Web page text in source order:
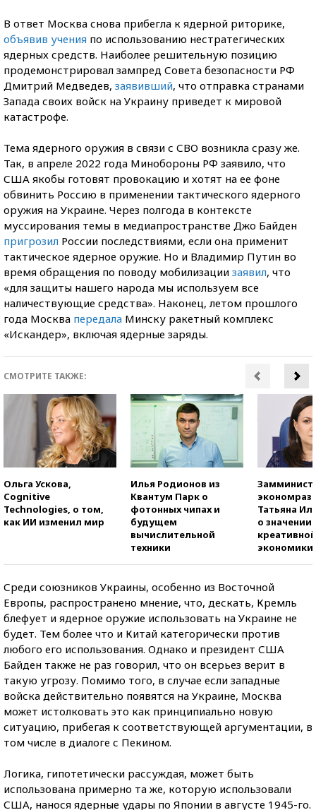
В ответ Москва снова прибегла к ядерной риторике,
объявив учения по использованию нестратегических
ядерных средств. Наиболее решительную позицию
продемонстрировал зампред Совета безопасности РФ
Дмитрий Медведев, заявивший, что отправка странами
Запада своих войск на Украину приведет к мировой
катастрофе.
Тема ядерного оружия в связи с СВО возникла сразу же.
Так, в апреле 2022 года Минобороны РФ заявило, что
США якобы готовят провокацию и хотят на ее фоне
обвинить Россию в применении тактического ядерного
оружия на Украине. Через полгода в контексте
муссирования темы в медиапространстве Джо Байден
пригрозил России последствиями, если она применит
тактическое ядерное оружие. Но и Владимир Путин во
время обращения по поводу мобилизации заявил, что
«для защиты нашего народа мы используем все
наличествующие средства». Наконец, летом прошлого
года Москва передала Минску ракетный комплекс
«Искандер», включая ядерные заряды.
СМОТРИТЕ ТАКЖЕ:
Ольга Ускова,
Cognitive
Technologies, о том,
как ИИ изменил мир
Илья Родионов из
Квантум Парк о
фотонных чипах и
будущем
вычислительной
техники
Татьяна
о значении
креативной
экономики
Среди союзников Украины, особенно из Восточной
Европы, распространено мнение, что, дескать, Кремль
блефует и ядерное оружие использовать на Украине не
будет. Тем более что и Китай категорически против
любого его использования. Однако и президент США
Байден также не раз говорил, что он всерьез верит в
такую угрозу. Помимо того, в случае если западные
войска действительно появятся на Украине, Москва
может истолковать это как принципиально новую
ситуацию, прибегая к соответствующей аргументации, в
том числе в диалоге с Пекином.
Логика, гипотетически рассуждая, может быть
использована примерно та же, которую использовали
США, нанося ядерные удары по Японии в августе 1945-го.